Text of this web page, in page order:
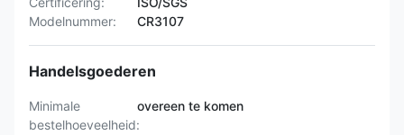
Modelnummer:
CR3107
Handelsgoederen
Minimale
bestelhoeveelheid:
overeen te komen